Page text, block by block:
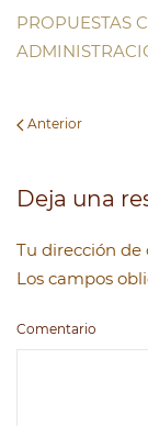
PROPUESTAS
Anterior
Deja una
Tu dirección de
Los campos
Comentario